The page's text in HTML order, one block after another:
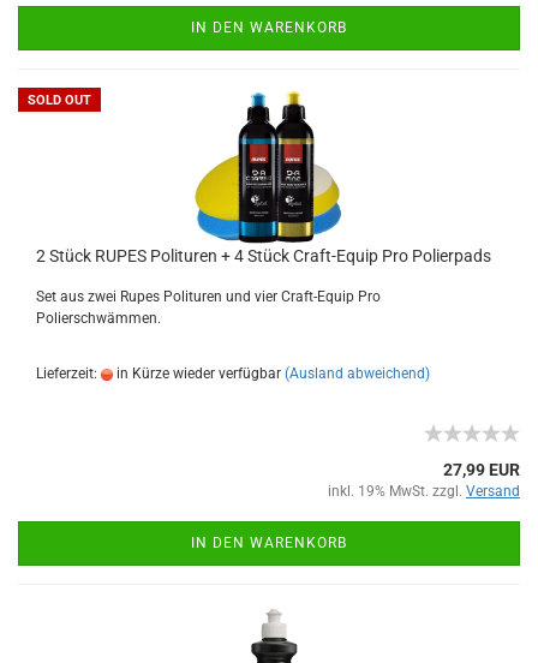
IN DEN WARENKORB
SOLD OUT
2 Stück RUPES Polituren + 4 Stück Craft-Equip Pro Polierpads
Set aus zwei Rupes Polituren und vier Craft-Equip Pro
Polierschwämmen.
Lieferzeit: in Kürze wieder verfügbar (Ausland abweichend)
27,99 EUR
inkl. 19% MwSt. zzgl. Versand
IN DEN WARENKORB